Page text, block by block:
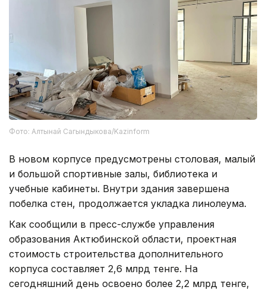
Фото: Алтынай Сагындыкова/Kazinform
В новом корпусе предусмотрены столовая, малый
и большой спортивные залы, библиотека и
учебные кабинеты. Внутри здания завершена
побелка стен, продолжается укладка линолеума.
Как сообщили в пресс-службе управления
образования Актюбинской области, проектная
стоимость строительства дополнительного
корпуса составляет 2,6 млрд тенге. На
сегодняшний день освоено более 2,2 млрд тенге,